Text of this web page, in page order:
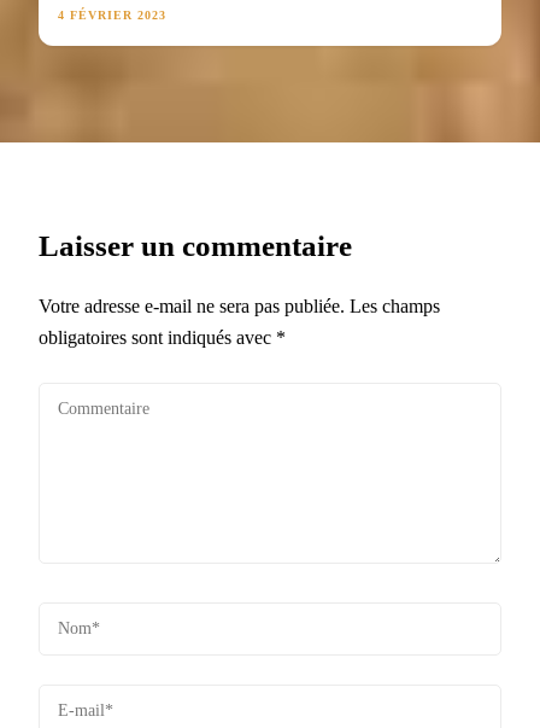
4 FÉVRIER 2023
Laisser un commentaire
Votre adresse e-mail ne sera pas publiée. Les champs
obligatoires sont indiqués avec *